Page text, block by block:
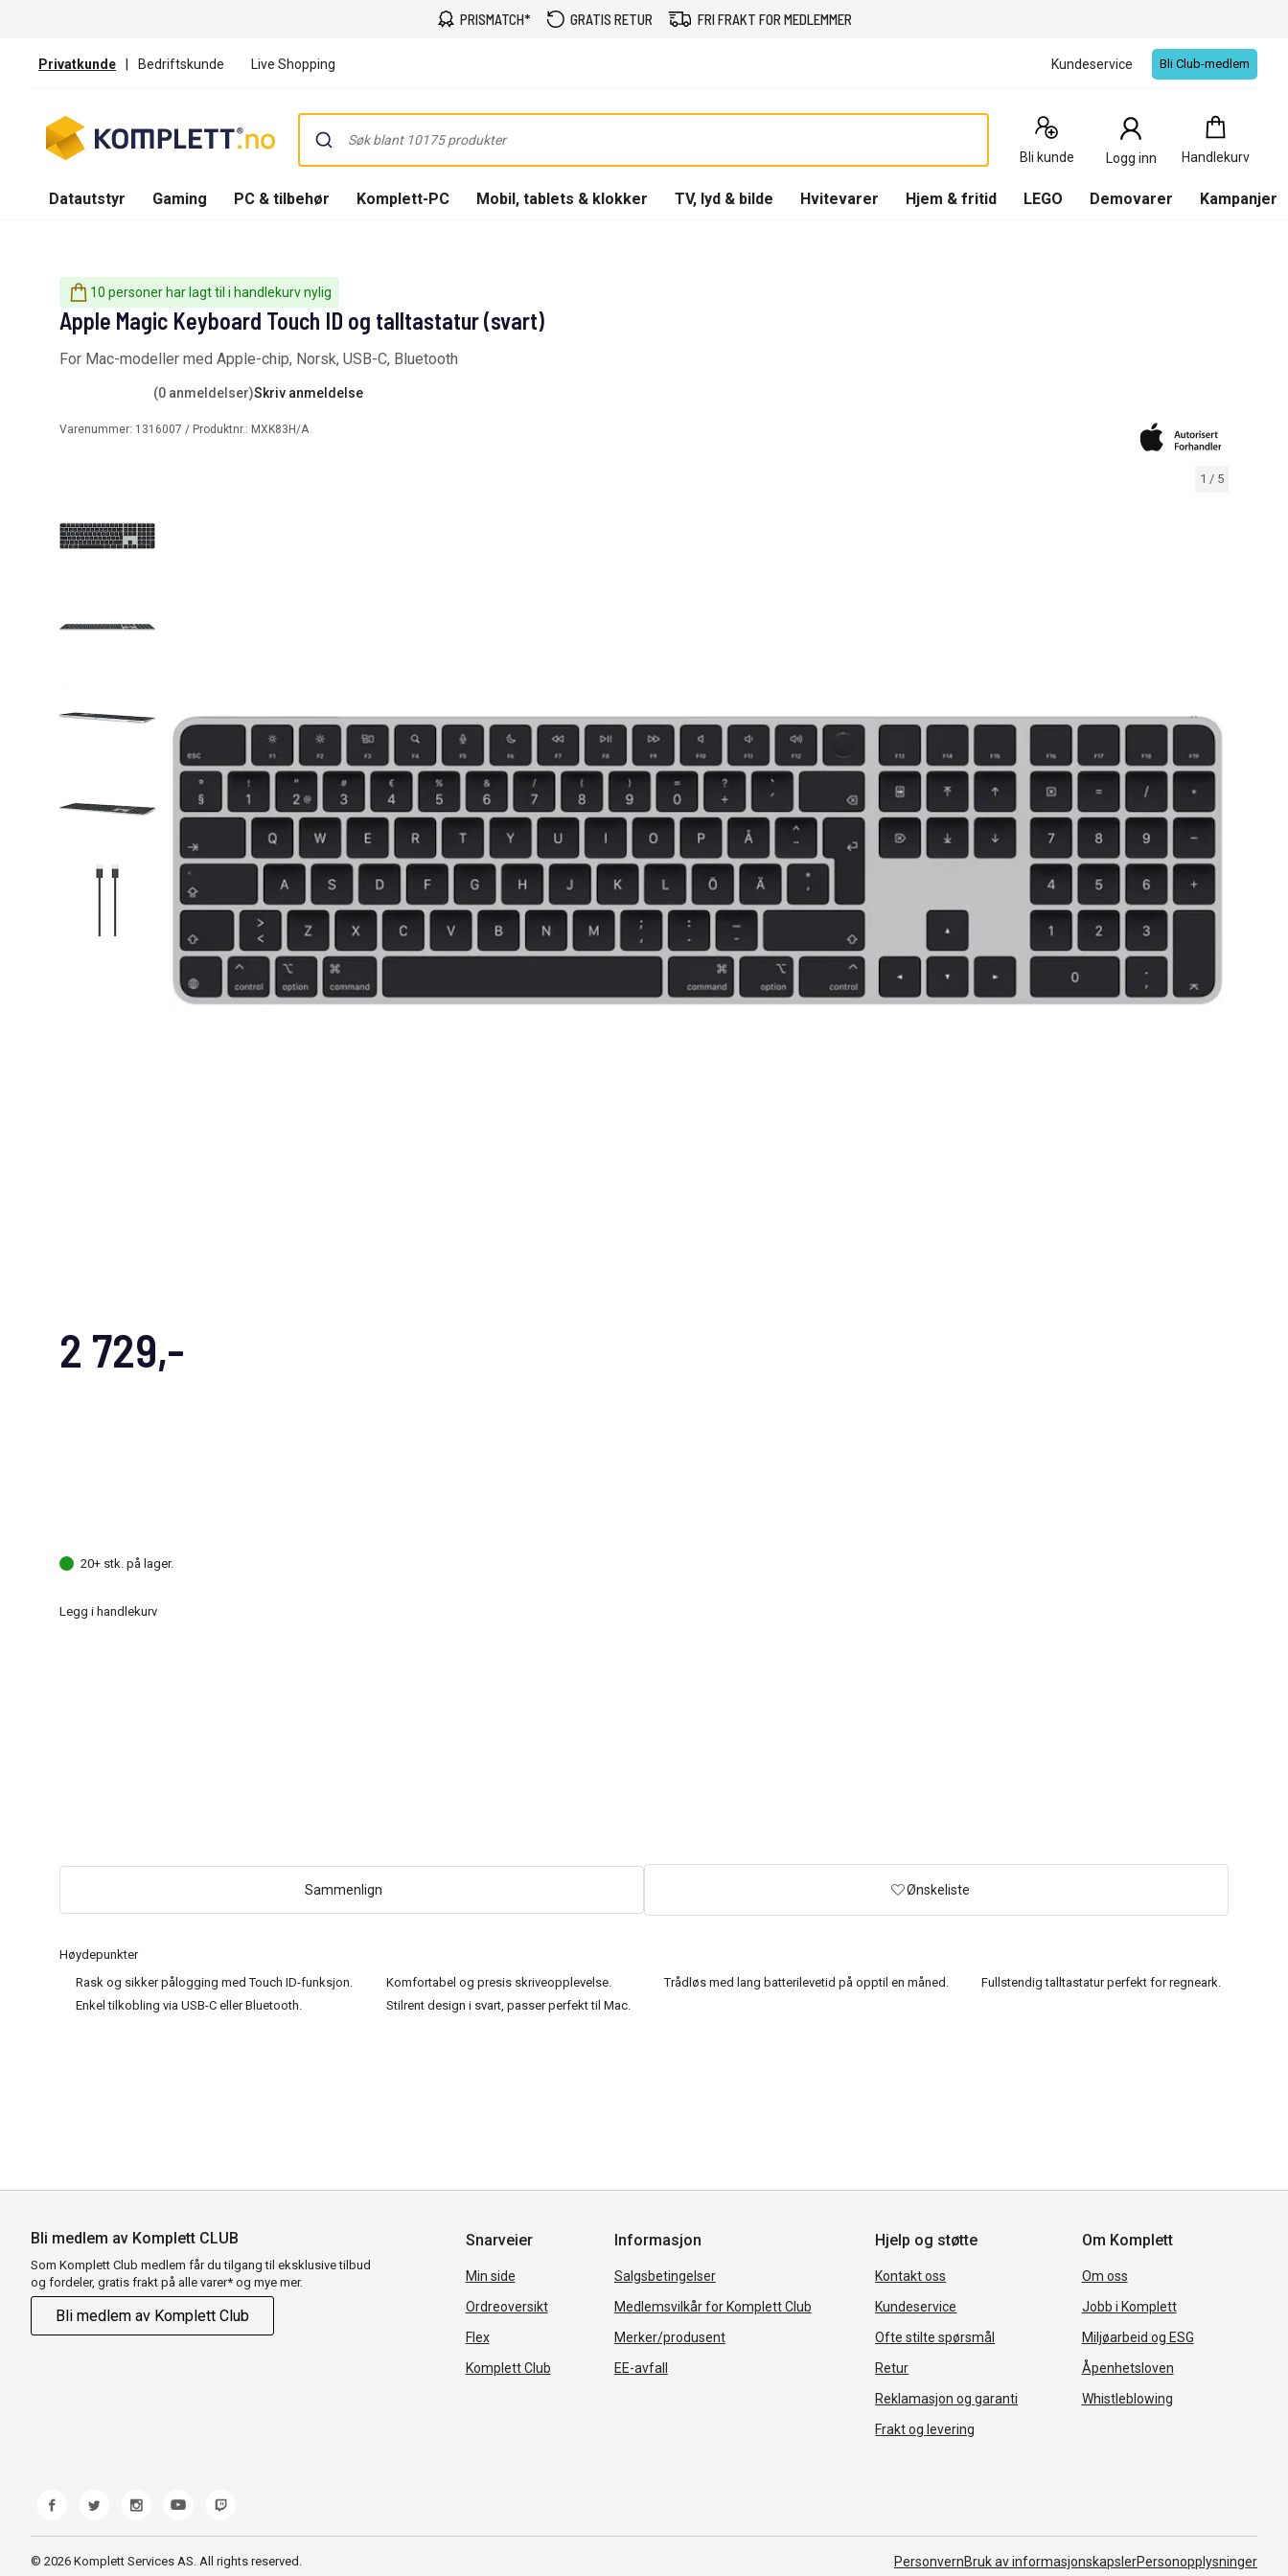
PRISMATCH* GRATIS RETUR FRI FRAKT FOR MEDLEMMER
Privatkunde | Bedriftskunde Live Shopping Kundeservice Bli Club-medlem
Bli kunde Logg inn Handlekurv
Handlekurv
0
Produkter
Datautstyr Gaming PC & tilbehør Komplett-PC Mobil, tablets & klokker TV, lyd & bilde Hvitevarer Hjem & fritid LEGO Demovarer Kampanjer
10 personer har lagt til i handlekurv nylig
1 / 5
Høydepunkter
Rask og sikker pålogging med Touch ID-funksjon.
Komfortabel og presis skriveopplevelse. Trådløs med lang batterilevetid på opptil en måned.
Fullstendig talltastatur perfekt for regneark.
Enkel tilkobling via USB-C eller Bluetooth.
Stilrent design i svart, passer perfekt til Mac.
Apple Magic Keyboard Touch ID og talltastatur (svart)
For Mac-modeller med Apple-chip, Norsk, USB-C, Bluetooth
(0 anmeldelser)Skriv anmeldelse
Varenummer: 1316007 / Produktnr.: MXK83H/A
2 729,-
20+ stk. på lager.
Legg i handlekurv
Sammenlign Ønskeliste
Bli medlem av Komplett CLUB
Som Komplett Club medlem får du tilgang til eksklusive tilbud
og fordeler, gratis frakt på alle varer* og mye mer.
Bli medlem av Komplett Club
Snarveier
Min side
Ordreoversikt
Flex
Komplett Club
Informasjon
Salgsbetingelser
Medlemsvilkår for Komplett Club
Merker/produsent
EE-avfall
Hjelp og støtte
Kontakt oss
Kundeservice
Ofte stilte spørsmål
Retur
Reklamasjon og garanti
Frakt og levering
Om Komplett
Om oss
Jobb i Komplett
Miljøarbeid og ESG
Åpenhetsloven
Whistleblowing
© 2026 Komplett Services AS. All rights reserved. PersonvernBruk av informasjonskapslerPersonopplysninger